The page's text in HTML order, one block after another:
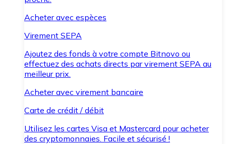
Acheter avec espèces
Virement SEPA
Ajoutez des fonds à votre compte Bitnovo ou
effectuez des achats directs par virement SEPA au
meilleur prix.
Acheter avec virement bancaire
Carte de crédit / débit
Utilisez les cartes Visa et Mastercard pour acheter
des cryptomonnaies. Facile et sécurisé !